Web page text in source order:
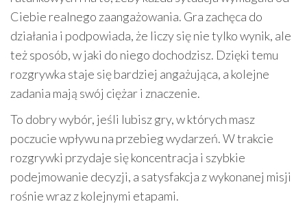
Ciebie realnego zaangażowania. Gra zachęca do
działania i podpowiada, że liczy się nie tylko wynik, ale
też sposób, w jaki do niego dochodzisz. Dzięki temu
rozgrywka staje się bardziej angażująca, a kolejne
zadania mają swój ciężar i znaczenie.
To dobry wybór, jeśli lubisz gry, w których masz
poczucie wpływu na przebieg wydarzeń. W trakcie
rozgrywki przydaje się koncentracja i szybkie
podejmowanie decyzji, a satysfakcja z wykonanej misji
rośnie wraz z kolejnymi etapami.